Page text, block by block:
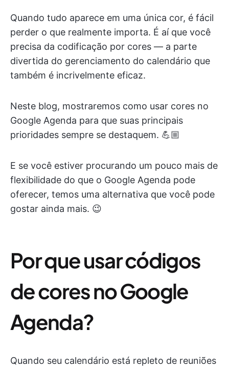
Quando tudo aparece em uma única cor, é fácil
perder o que realmente importa. É aí que você
precisa da codificação por cores — a parte
divertida do gerenciamento do calendário que
também é incrivelmente eficaz.
Neste blog, mostraremos como usar cores no
Google Agenda para que suas principais
prioridades sempre se destaquem. 💪🏼
E se você estiver procurando um pouco mais de
flexibilidade do que o Google Agenda pode
oferecer, temos uma alternativa que você pode
gostar ainda mais. 😉
Por que usar códigos
de cores no Google
Agenda?
Quando seu calendário está repleto de reuniões